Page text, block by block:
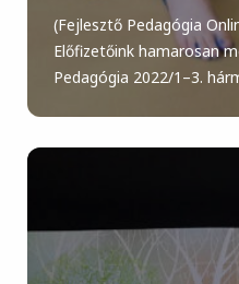
(Fejlesztő Pedagógia
Előfizetőink hamarosan
Pedagógia 2022/1–3.